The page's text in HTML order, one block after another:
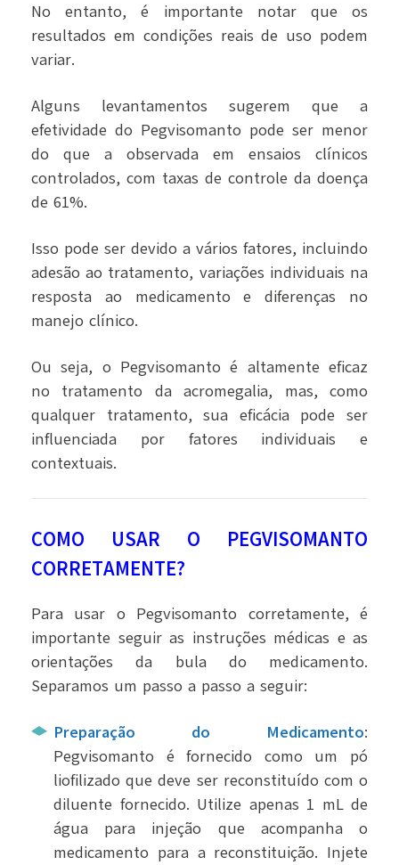
No entanto, é importante notar que os
resultados em condições reais de uso podem
variar.
Alguns levantamentos sugerem que a
efetividade do Pegvisomanto pode ser menor
do que a observada em ensaios clínicos
controlados, com taxas de controle da doença
de 61%.
Isso pode ser devido a vários fatores, incluindo
adesão ao tratamento, variações individuais na
resposta ao medicamento e diferenças no
manejo clínico.
Ou seja, o Pegvisomanto é altamente eficaz
no tratamento da acromegalia, mas, como
qualquer tratamento, sua eficácia pode ser
influenciada por fatores individuais e
contextuais.
COMO USAR O PEGVISOMANTO
CORRETAMENTE?
Para usar o Pegvisomanto corretamente, é
importante seguir as instruções médicas e as
orientações da bula do medicamento.
Separamos um passo a passo a seguir:
Preparação do Medicamento:
Pegvisomanto é fornecido como um pó
liofilizado que deve ser reconstituído com o
diluente fornecido. Utilize apenas 1 mL de
água para injeção que acompanha o
medicamento para a reconstituição. Injete